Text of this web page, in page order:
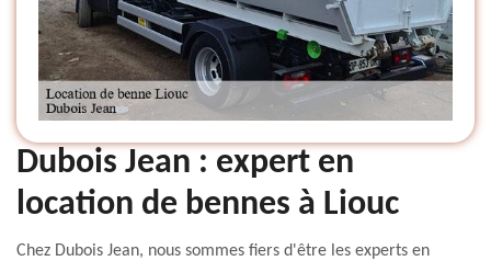
Dubois Jean : expert en
location de bennes à Liouc
Chez Dubois Jean, nous sommes fiers d'être les experts en